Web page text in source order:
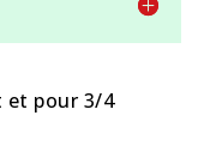
et pour 3/4